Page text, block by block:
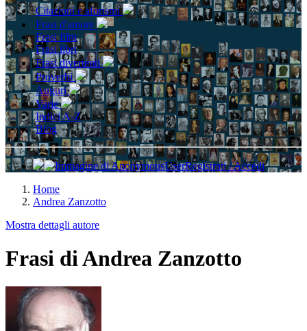
Citazioni e aforismi
Frasi d'amore
Frasi film
Frasi libri
Frasi divertenti
Proverbi
Auguri
Varie
Indici A-Z
Blog
Registrati / Accedi
Home
Andrea Zanzotto
Mostra dettagli autore
Frasi di Andrea Zanzotto